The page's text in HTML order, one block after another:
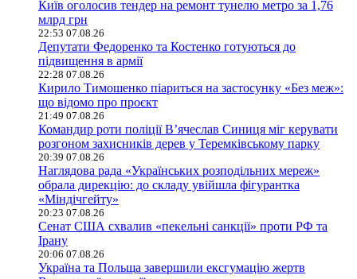
Київ оголосив тендер на ремонт тунелю метро за 1,76
млрд грн
22:53 07.08.26
Депутати Федоренко та Костенко готуються до
підвищення в армії
22:28 07.08.26
Кирило Тимошенко піариться на застосунку «Без меж»:
що відомо про проєкт
21:49 07.08.26
Командир роти поліції В’ячеслав Синиця міг керувати
розгоном захисників дерев у Теремківському парку
20:39 07.08.26
Наглядова рада «Українських розподільних мереж»
обрала дирекцію: до складу увійшла фігурантка
«Міндічгейту»
20:23 07.08.26
Сенат США схвалив «пекельні санкції» проти РФ та
Ірану
20:06 07.08.26
Україна та Польща завершили ексгумацію жертв